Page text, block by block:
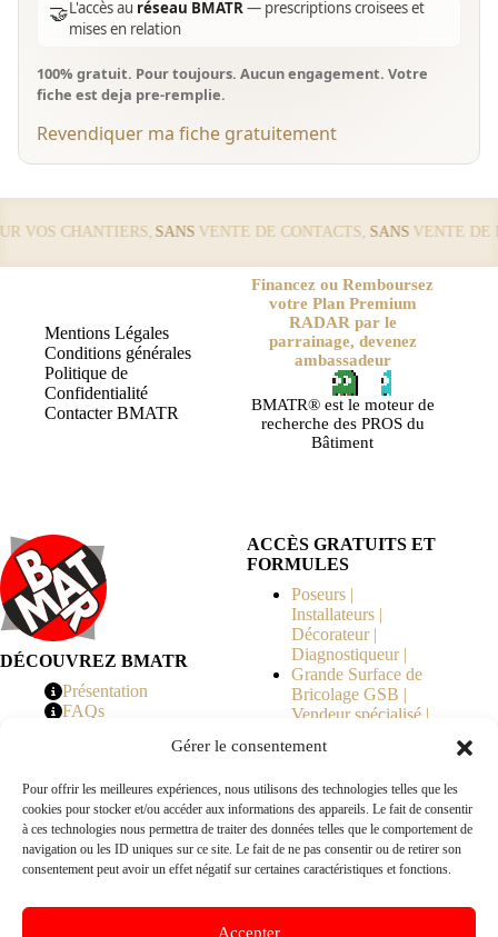
Gérer le consentement
Pour offrir les meilleures expériences, nous utilisons des technologies telles que les
cookies pour stocker et/ou accéder aux informations des appareils. Le fait de consentir
à ces technologies nous permettra de traiter des données telles que le comportement de
navigation ou les ID uniques sur ce site. Le fait de ne pas consentir ou de retirer son
consentement peut avoir un effet négatif sur certaines caractéristiques et fonctions.
Accepter
🤝L'accès au réseau BMATR— prescriptions croisees et
mises en relation
100% gratuit. Pour toujours. Aucun engagement. Votre
fiche est deja pre-remplie.
Revendiquer ma fiche gratuitement
VOS CHANTIERS,SANSVENTE DE CONTACTS, SANSVENTE DE
Mentions Légales
Conditions générales
Politique de
Confidentialité
Contacter BMATR
Financez ou Remboursez
votre Plan Premium
RADAR par le
parrainage, devenez
ambassadeur
BMATR® est le moteur de
recherche des PROS du
Bâtiment
DÉCOUVREZ BMATR
Présentation
FAQs
ACCÈS GRATUITS ET
FORMULES
Poseurs |
Installateurs |
Décorateur |
Diagnostiqueur |
Grande Surface de
Bricolage GSB |
Vendeur spécialisé |
Copropriété | MOE |
en Travaux |
Fabricants | Marque |
© 2026 BMATR® — Tous droits réservés.